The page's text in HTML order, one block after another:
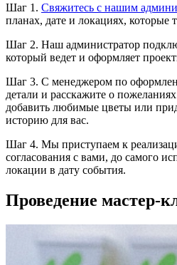
Шаг 1. Свяжитесь с нашим
планах, дате и локациях, которые
Шаг 2. Наш администратор
который ведет и оформляет
Шаг 3. С менеджером по
детали и расскажите о
добавить любимые цветы или
историю для вас.
Шаг 4. Мы приступаем к
согласования с вами, до самого
локации в дату события.
Проведение мастер-